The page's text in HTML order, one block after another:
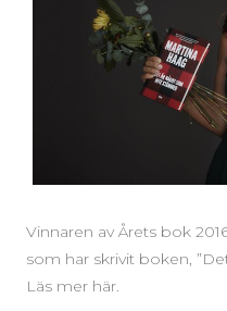
Vinnaren av Årets bok
som har skrivit boken,
Läs mer här.